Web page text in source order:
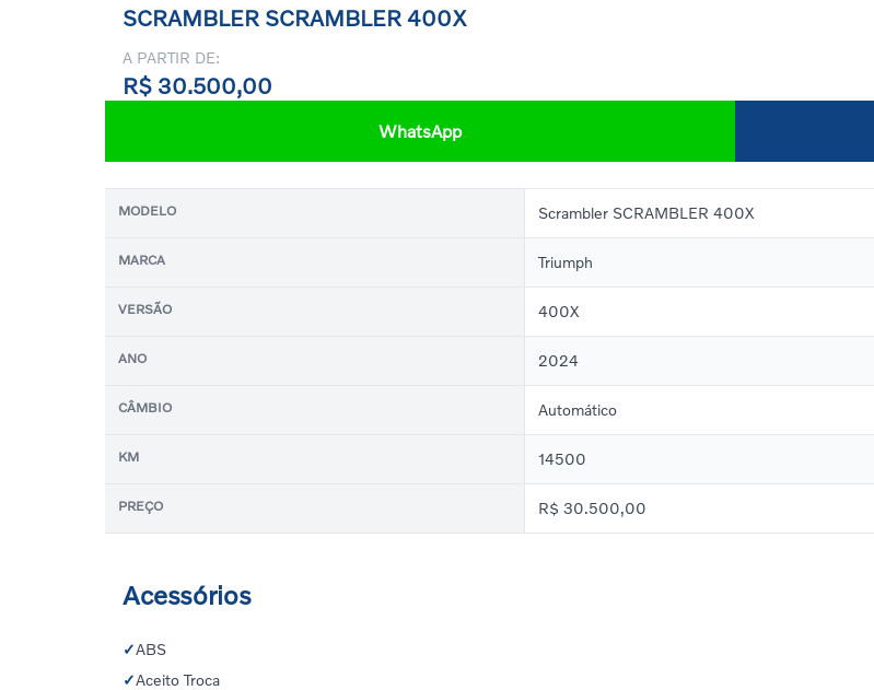
SCRAMBLER SCRAMBLER 400X
A PARTIR DE:
R$ 30.500,00
WhatsApp
MODELO Scrambler SCRAMBLER 400X
MARCA Triumph
VERSÃO 400X
ANO 2024
CÂMBIO Automático
KM 14500
PREÇO R$ 30.500,00
Acessórios
✓ABS
✓Aceito Troca